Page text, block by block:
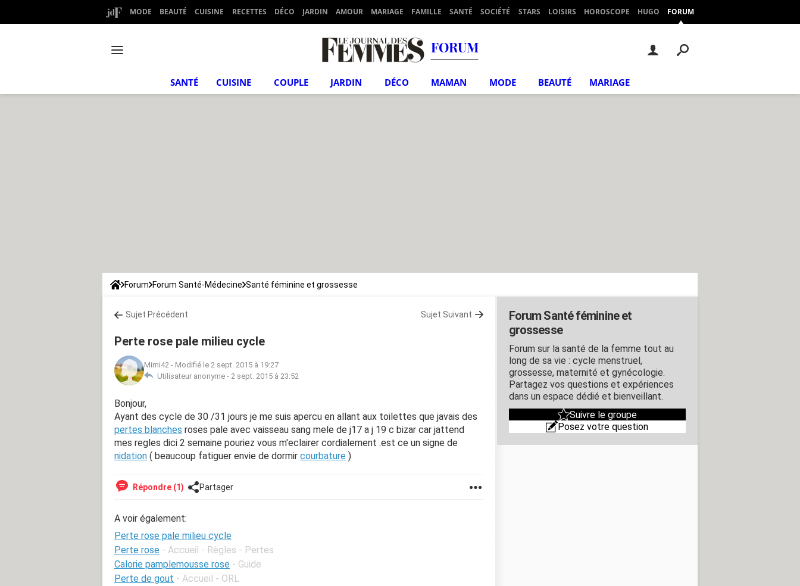
MODE BEAUTÉ CUISINE RECETTES DÉCO JARDIN AMOUR MARIAGE FAMILLE SANTÉ SOCIÉTÉ STARS LOISIRS HOROSCOPE HUGO FORUM
FORUM
SANTÉ CUISINE COUPLE JARDIN DÉCO MAMAN MODE BEAUTÉ MARIAGE
Forum Forum Santé-Médecine Santé féminine et grossesse
Sujet Précédent Sujet Suivant
Perte rose pale milieu cycle
Mimi42 - Modifié le 2 sept. 2015 à 19:27
Utilisateur anonyme - 2 sept. 2015 à 23:52
Bonjour,
Ayant des cycle de 30 /31 jours je me suis apercu en allant aux toilettes que javais des
pertes blanches roses pale avec vaisseau sang mele de j17 a j 19 c bizar car jattend
mes regles dici 2 semaine pouriez vous m'eclairer cordialement .est ce un signe de
nidation ( beaucoup fatiguer envie de dormir courbature )
Répondre (1) Partager
A voir également:
Perte rose pale milieu cycle
Perte rose - Accueil - Règles - Pertes
Calorie pamplemousse rose - Guide
Perte de gout - Accueil - ORL
Forum Santé féminine et
grossesse
Forum sur la santé de la femme tout au
long de sa vie : cycle menstruel,
grossesse, maternité et gynécologie.
Partagez vos questions et expériences
dans un espace dédié et bienveillant.
Suivre le groupe
Posez votre question